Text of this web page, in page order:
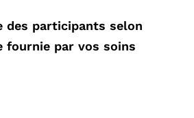
des participants selon
fournie par vos soins